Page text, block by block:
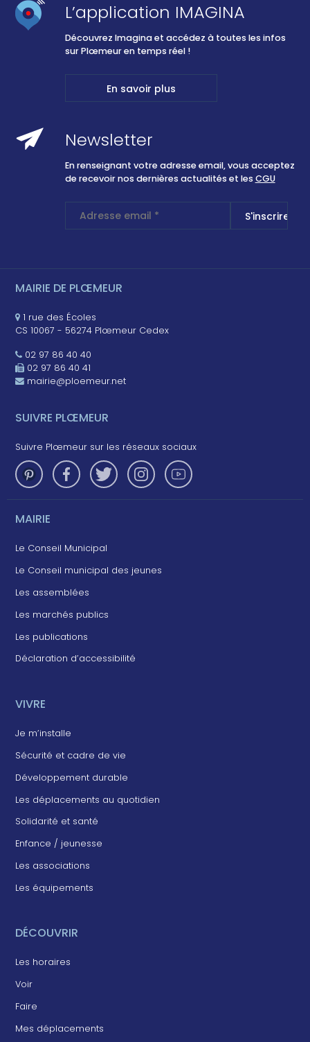
L’application IMAGINA
Découvrez Imagina et accédez à toutes les infos
sur Plœmeur en temps réel !
En savoir plus
Newsletter
En renseignant votre adresse email, vous acceptez
de recevoir nos dernières actualités et les CGU
MAIRIE DE PLŒMEUR
1 rue des Écoles
CS 10067 - 56274 Plœmeur Cedex
02 97 86 40 40
02 97 86 40 41
mairie@ploemeur.net
SUIVRE PLŒMEUR
Suivre Plœmeur sur les réseaux sociaux
MAIRIE
Le Conseil Municipal
Le Conseil municipal des jeunes
Les assemblées
Les marchés publics
Les publications
Déclaration d’accessibilité
VIVRE
Je m’installe
Sécurité et cadre de vie
Développement durable
Les déplacements au quotidien
Solidarité et santé
Enfance / jeunesse
Les associations
Les équipements
DÉCOUVRIR
Les horaires
Voir
Faire
Mes déplacements